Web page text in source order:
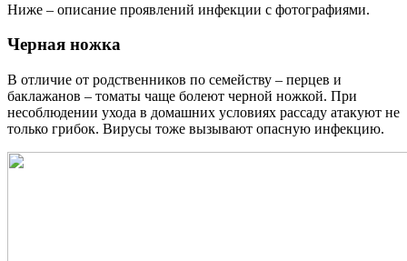
Ниже – описание проявлений инфекции с фотографиями.
Черная ножка
В отличие от родственников по семейству – перцев и
баклажанов – томаты чаще болеют черной ножкой. При
несоблюдении ухода в домашних условиях рассаду атакуют не
только грибок. Вирусы тоже вызывают опасную инфекцию.